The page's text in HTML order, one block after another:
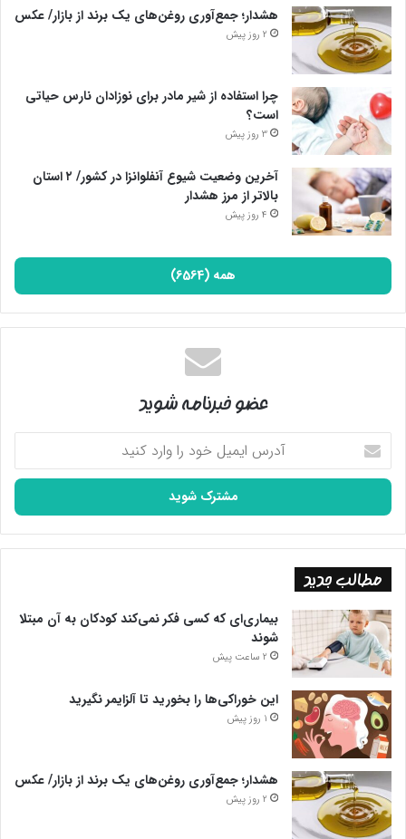
هشدار؛ جمع‌آوری روغن‌های یک برند از بازار/ عکس
2 روز پیش
چرا استفاده از شیر مادر برای نوزادان نارس حیاتی
است؟
3 روز پیش
آخرین وضعیت شیوع آنفلوانزا در کشور/ ۲ استان
بالاتر از مرز هشدار
4 روز پیش
همه (6564)
عضو خبرنامه شوید
آدرس
ایمیل
خود
وارد
کنید
مطالب جدید
بیماری‌ای که کسی فکر نمی‌کند کودکان به آن مبتلا
شوند
2 ساعت پیش
این خوراکی‌ها را بخورید تا آلزایمر نگیرید
1 روز پیش
هشدار؛ جمع‌آوری روغن‌های یک برند از بازار/ عکس
2 روز پیش